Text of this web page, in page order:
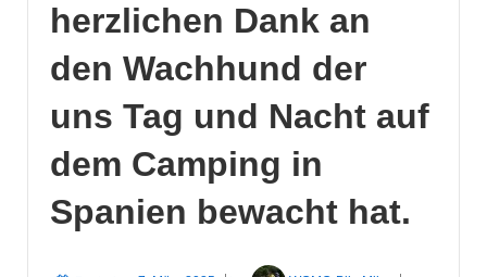
herzlichen Dank an
den Wachhund der
uns Tag und Nacht auf
dem Camping in
Spanien bewacht hat.